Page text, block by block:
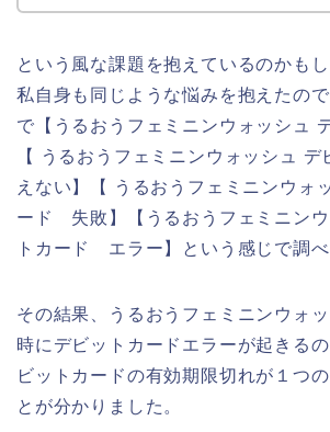
という風な課題を抱えているのかも
私自身も同じような悩みを抱えたの
で【うるおうフェミニンウォッシュ
【 うるおうフェミニンウォッシュ
えない】【 うるおうフェミニンウォ
ード 失敗】【うるおうフェミニンウ
トカード エラー】という感じで調べ
その結果、うるおうフェミニンウォ
時にデビットカードエラーが起きる
ビットカードの有効期限切れが１つ
とが分かりました。